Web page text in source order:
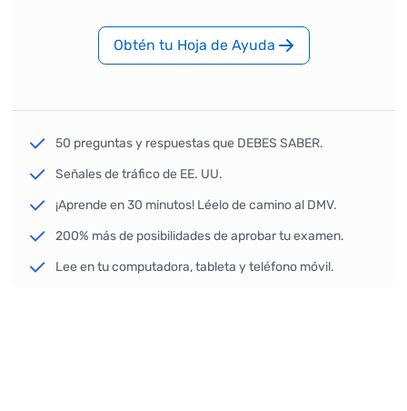
Obtén tu Hoja de Ayuda
50 preguntas y respuestas que DEBES SABER.
Señales de tráfico de EE. UU.
¡Aprende en 30 minutos! Léelo de camino al DMV.
200% más de posibilidades de aprobar tu examen.
Lee en tu computadora, tableta y teléfono móvil.